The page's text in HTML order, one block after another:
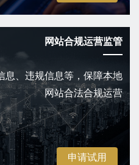
网站合规运营监管
息、违规信息等，保障本地
网站合法合规运营
申请试用